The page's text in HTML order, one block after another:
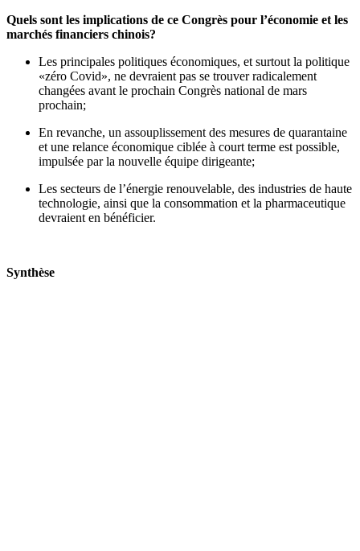
Quels sont les implications de ce Congrès pour l’économie et les
marchés financiers chinois?
Les principales politiques économiques, et surtout la politique
«zéro Covid», ne devraient pas se trouver radicalement
changées avant le prochain Congrès national de mars
prochain;
En revanche, un assouplissement des mesures de quarantaine
et une relance économique ciblée à court terme est possible,
impulsée par la nouvelle équipe dirigeante;
Les secteurs de l’énergie renouvelable, des industries de haute
technologie, ainsi que la consommation et la pharmaceutique
devraient en bénéficier.
Synthèse